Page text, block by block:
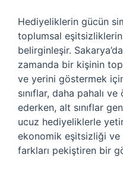
Hediyeliklerin gücün
toplumsal
belirginleşir.
zamanda bir kişinin
ve yerini göstermek
sınıflar, daha pahalı
ederken, alt sınıflar
ucuz hediyeliklerle
ekonomik eşitsizliği ve
farkları pekiştiren bir